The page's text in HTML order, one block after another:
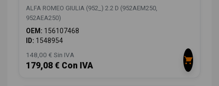
ALFA ROMEO GIULIA (952_) 2.2 D (952AEM250,
952AEA250)
OEM: 156107468
ID: 1548954
148,00 € Sin IVA
179,08 € Con IVA